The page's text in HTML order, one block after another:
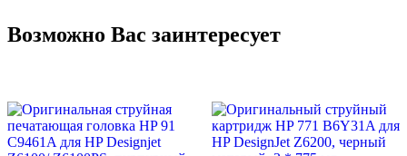
Возможно Вас заинтересует